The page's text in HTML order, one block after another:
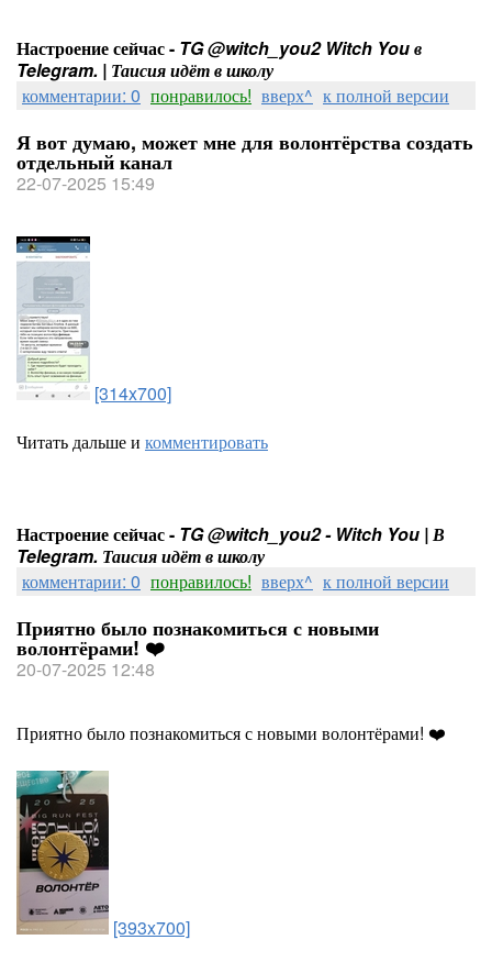
Настроение сейчас - TG @witch_you2 Witch You в
Telegram. | Таисия идёт в школу
комментарии: 0 понравилось! вверх^ к полной версии
Я вот думаю, может мне для волонтёрства создать
отдельный канал
22-07-2025 15:49
[314x700]
Читать дальше и комментировать
Настроение сейчас - TG @witch_you2 - Witch You | В
Telegram. Таисия идёт в школу
комментарии: 0 понравилось! вверх^ к полной версии
Приятно было познакомиться с новыми
волонтёрами! ❤️
20-07-2025 12:48
Приятно было познакомиться с новыми волонтёрами! ❤️
[393x700]